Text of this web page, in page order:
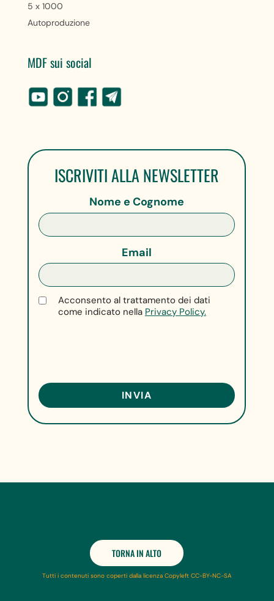
5 x 1000
Autoproduzione
MDF sui social
ISCRIVITI ALLA NEWSLETTER
Nome e Cognome
Email
Acconsento al trattamento dei dati
come indicato nella Privacy Policy.
TORNA IN ALTO
Tutti i contenuti sono coperti dalla licenza Copyleft CC-BY-NC-SA